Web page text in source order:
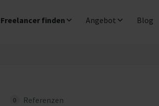
Freelancer finden Angebot Blog
0 Referenzen